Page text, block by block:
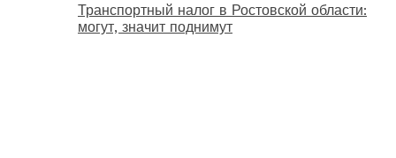
Транспортный налог в Ростовской области:
могут, значит поднимут